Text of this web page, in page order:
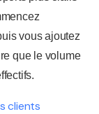
vous ajoutez
que le volume
clients